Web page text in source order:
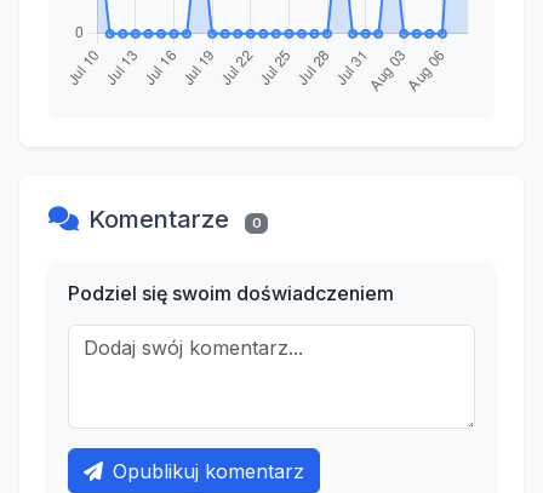
Komentarze 0
Podziel się swoim doświadczeniem
Opublikuj komentarz